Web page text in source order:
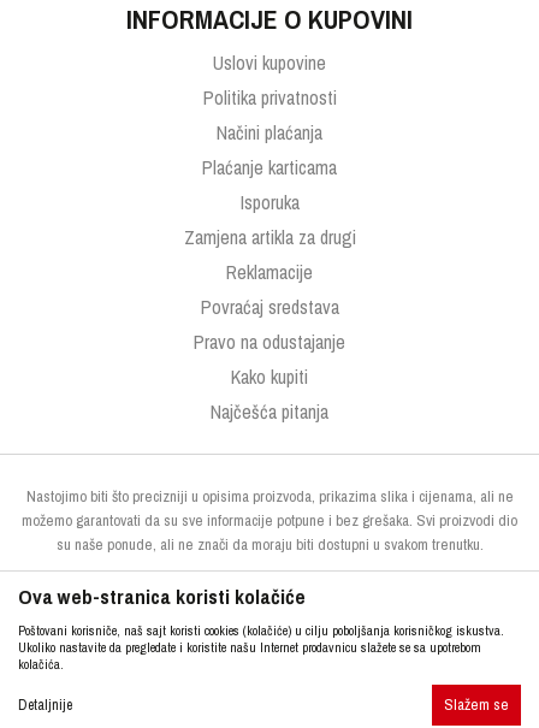
INFORMACIJE O KUPOVINI
Uslovi kupovine
Politika privatnosti
Načini plaćanja
Plaćanje karticama
Isporuka
Zamjena artikla za drugi
Reklamacije
Povraćaj sredstava
Pravo na odustajanje
Kako kupiti
Najčešća pitanja
Nastojimo biti što precizniji u opisima proizvoda, prikazima slika i cijenama, ali ne
možemo garantovati da su sve informacije potpune i bez grešaka. Svi proizvodi dio
su naše ponude, ali ne znači da moraju biti dostupni u svakom trenutku.
©2026 . Sva prava zadržana.
Ova web-stranica koristi kolačiće
Poštovani korisniče, naš sajt koristi cookies (kolačiće) u cilju poboljšanja korisničkog iskustva.
Ukoliko nastavite da pregledate i koristite našu Internet prodavnicu slažete se sa upotrebom
kolačića.
Detaljnije Slažem se